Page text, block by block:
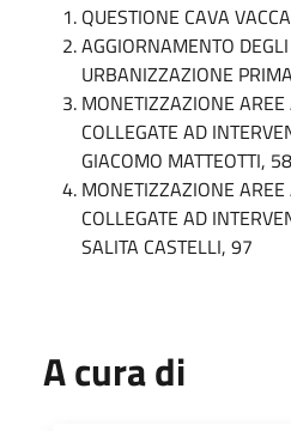
QUESTIONE CAVA
AGGIORNAMENTO
URBANIZZAZIONE
MONETIZZAZIONE
COLLEGATE AD
GIACOMO MATTEOTTI, 58
MONETIZZAZIONE
COLLEGATE AD
SALITA CASTELLI, 97
A cura di